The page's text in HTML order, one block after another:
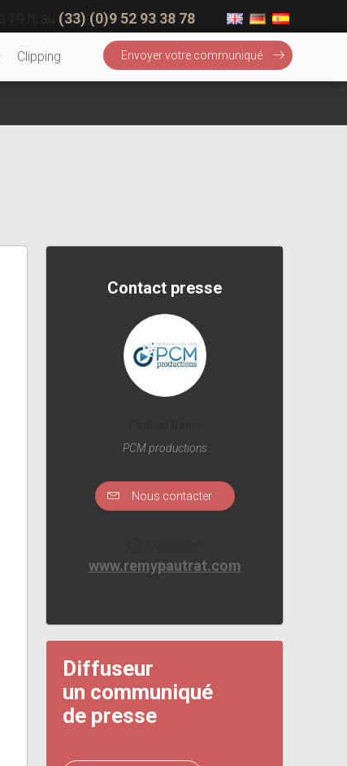
(33) (0)9 52 93 38 78
Clipping Envoyer votre communiqué
Contact presse
PCM productions
Nous contacter
www.remypautrat.com
Diffuseur
un communiqué
de presse